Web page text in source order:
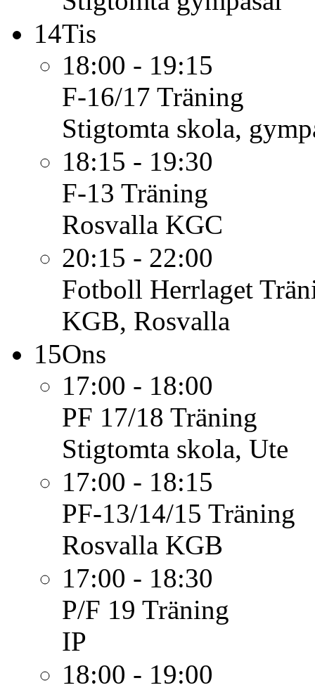
14Tis
18:00 - 19:15
F-16/17 Träning
Stigtomta skola,
18:15 - 19:30
F-13 Träning
Rosvalla KGC
20:15 - 22:00
Fotboll Herrlaget
KGB, Rosvalla
15Ons
17:00 - 18:00
PF 17/18 Träning
Stigtomta skola, Ute
17:00 - 18:15
PF-13/14/15 Träning
Rosvalla KGB
17:00 - 18:30
P/F 19 Träning
IP
18:00 - 19:00